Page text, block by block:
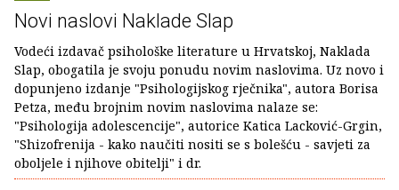
Novi naslovi Naklade Slap
Vodeći izdavač psihološke literature u Hrvatskoj, Naklada
Slap, obogatila je svoju ponudu novim naslovima. Uz novo i
dopunjeno izdanje "Psihologijskog rječnika", autora Borisa
Petza, među brojnim novim naslovima nalaze se:
"Psihologija adolescencije", autorice Katica Lacković-Grgin,
"Shizofrenija - kako naučiti nositi se s bolešću - savjeti za
oboljele i njihove obitelji" i dr.